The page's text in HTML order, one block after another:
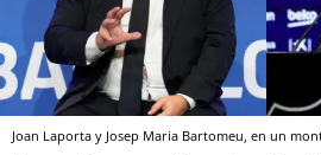
Joan Laporta y Josep Maria Bartomeu, en un